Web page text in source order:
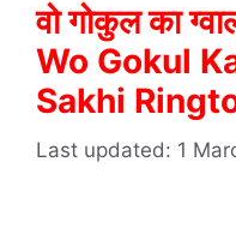
वो गोकुल का
Wo Gokul
Sakhi
1